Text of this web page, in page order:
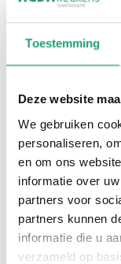
Toestemming
Deze website
We gebruiken
personaliseren,
en om ons
informatie over
partners voor
partners kunnen
informatie die u
verzameld op